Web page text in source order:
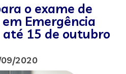
o exame de
Emergência
15 de outubro
2020